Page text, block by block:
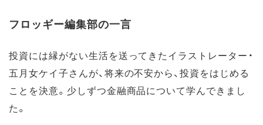
フロッギー編集部の一言
投資には縁がない生活を送ってきたイラストレーター・
五月女ケイ子さんが、将来の不安から、投資をはじめる
ことを決意。少しずつ金融商品について学んできまし
た。